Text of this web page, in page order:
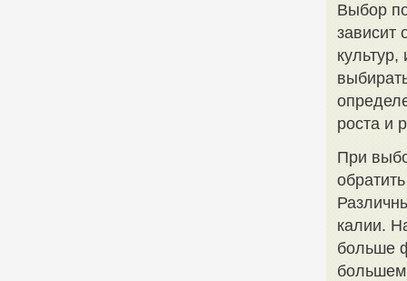
Выбор
зависит
роста и
При
калии.
больше
большем